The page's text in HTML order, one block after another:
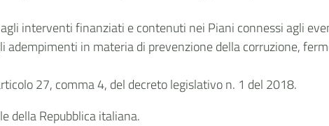
interventi finanziati e contenuti nei Piani connessi agli
adempimenti in materia di prevenzione della corruzione,
27, comma 4, del decreto legislativo n. 1 del 2018.
della Repubblica italiana.